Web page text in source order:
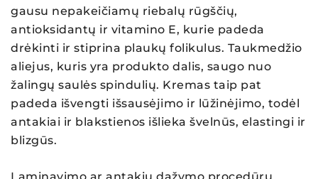
gausu nepakeičiamų riebalų rūgščių,
antioksidantų ir vitamino E, kurie padeda
drėkinti ir stiprina plaukų folikulus. Taukmedžio
aliejus, kuris yra produkto dalis, saugo nuo
žalingų saulės spindulių. Kremas taip pat
padeda išvengti išsausėjimo ir lūžinėjimo, todėl
antakiai ir blakstienos išlieka švelnūs, elastingi ir
blizgūs.
Laminavimo ar antakių dažymo procedūrų